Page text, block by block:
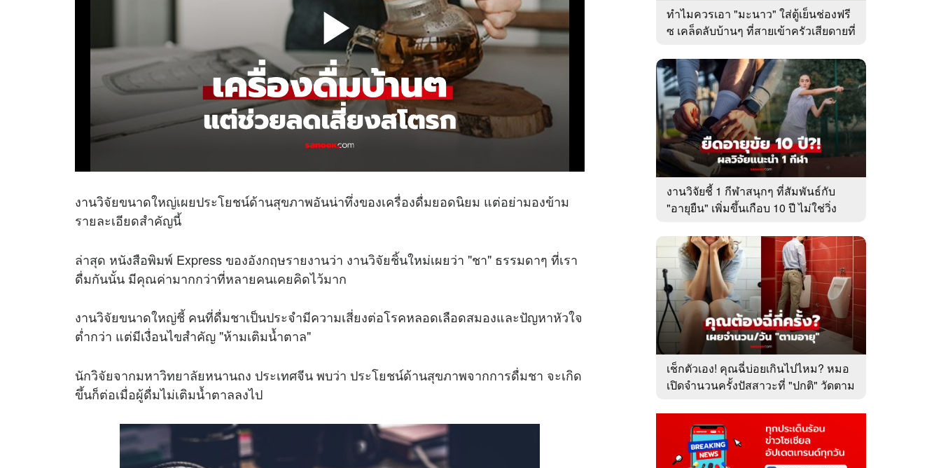
งานวิจัยขนาดใหญ่เผยประโยชน์ด้านสุขภาพอันน่าทึ่งของเครื่องดื่มยอดนิยม แต่อย่ามองข้าม
รายละเอียดสำคัญนี้
ล่าสุด หนังสือพิมพ์ Express ของอังกฤษรายงานว่า งานวิจัยชิ้นใหม่เผยว่า "ชา" ธรรมดาๆ ที่เรา
ดื่มกันนั้น มีคุณค่ามากกว่าที่หลายคนเคยคิดไว้มาก
งานวิจัยขนาดใหญ่ชี้ คนที่ดื่มชาเป็นประจำมีความเสี่ยงต่อโรคหลอดเลือดสมองและปัญหาหัวใจ
ต่ำกว่า แต่มีเงื่อนไขสำคัญ "ห้ามเติมน้ำตาล"
นักวิจัยจากมหาวิทยาลัยหนานถง ประเทศจีน พบว่า ประโยชน์ด้านสุขภาพจากการดื่มชา จะเกิด
ขึ้นก็ต่อเมื่อผู้ดื่มไม่เติมน้ำตาลลงไป
ทำไมควรเอา "มะนาว" ใส่ตู้เย็นช่องฟรี
ซ เคล็ดลับบ้านๆ ที่สายเข้าครัวเสียดายที่
งานวิจัยชี้ 1 กีฬาสนุกๆ ที่สัมพันธ์กับ
"อายุยืน" เพิ่มขึ้นเกือบ 10 ปี ไม่ใช่วิ่ง
เช็กตัวเอง! คุณฉี่บ่อยเกินไปไหม? หมอ
เปิดจำนวนครั้งปัสสาวะที่ "ปกติ" วัดตาม